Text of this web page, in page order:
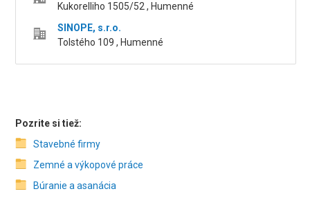
Kukorelliho 1505/52 , Humenné
SINOPE, s.r.o.
Tolstého 109 , Humenné
Pozrite si tiež:
Stavebné firmy
Zemné a výkopové práce
Búranie a asanácia